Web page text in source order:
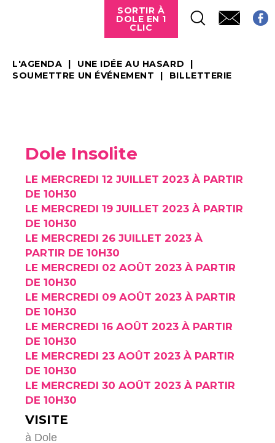
SORTIR À
DOLE EN 1
CLIC
L'AGENDA
UNE IDÉE AU HASARD
SOUMETTRE UN ÉVÉNEMENT
BILLETTERIE
Dole Insolite
LE MERCREDI 12 JUILLET 2023 À PARTIR
DE 10H30
LE MERCREDI 19 JUILLET 2023 À PARTIR
DE 10H30
LE MERCREDI 26 JUILLET 2023 À
PARTIR DE 10H30
LE MERCREDI 02 AOÛT 2023 À PARTIR
DE 10H30
LE MERCREDI 09 AOÛT 2023 À PARTIR
DE 10H30
LE MERCREDI 16 AOÛT 2023 À PARTIR
DE 10H30
LE MERCREDI 23 AOÛT 2023 À PARTIR
DE 10H30
LE MERCREDI 30 AOÛT 2023 À PARTIR
DE 10H30
VISITE
à Dole